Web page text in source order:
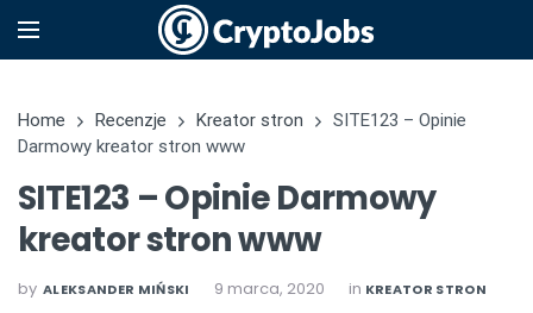
Home Recenzje Kreator stron
SITE123 – Opinie
Darmowy kreator stron www
SITE123 – Opinie Darmowy
kreator stron www
by ALEKSANDER MIŃSKI 9 marca, 2020 in KREATOR STRON